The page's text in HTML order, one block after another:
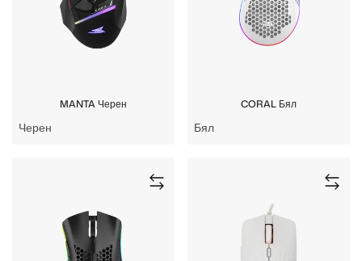
MANTA Черен
Черен
CORAL Бял
Бял